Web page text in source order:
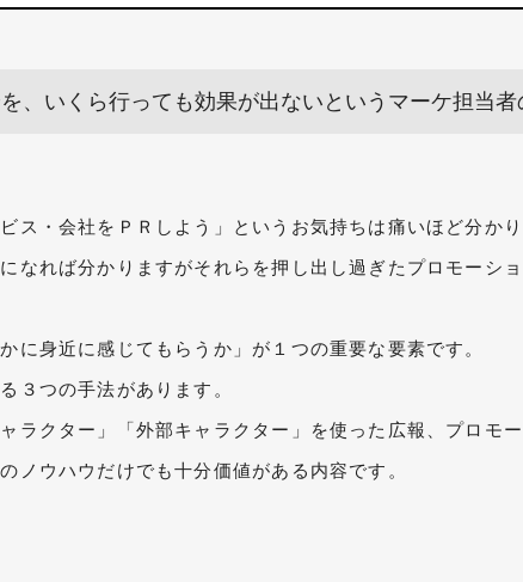
、いくら行っても効果が出ないというマーケ担当者
ス・会社をＰＲしよう」というお気持ちは痛いほど分かり
なれば分かりますがそれらを押し出し過ぎたプロモーシ
に身近に感じてもらうか」が１つの重要な要素です。
３つの手法があります。
ラクター」「外部キャラクター」を使った広報、プロモー
のノウハウだけでも十分価値がある内容です。